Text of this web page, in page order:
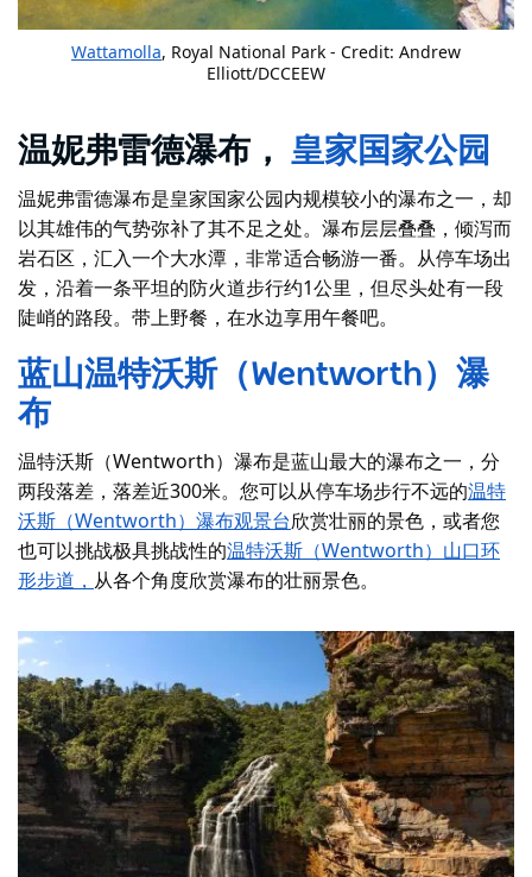
Wattamolla, Royal National Park - Credit: Andrew
Elliott/DCCEEW
温妮弗雷德瀑布， 皇家国家公园
温妮弗雷德瀑布是皇家国家公园内规模较小的瀑布之一，却
以其雄伟的气势弥补了其不足之处。瀑布层层叠叠，倾泻而
岩石区，汇入一个大水潭，非常适合畅游一番。从停车场出
发，沿着一条平坦的防火道步行约1公里，但尽头处有一段
陡峭的路段。带上野餐，在水边享用午餐吧。
蓝山温特沃斯（Wentworth）瀑
布
温特沃斯（Wentworth）瀑布是蓝山最大的瀑布之一，分
两段落差，落差近300米。您可以从停车场步行不远的温特
沃斯（Wentworth）瀑布观景台欣赏壮丽的景色，或者您
也可以挑战极具挑战性的温特沃斯（Wentworth）山口环
形步道， 从各个角度欣赏瀑布的壮丽景色。